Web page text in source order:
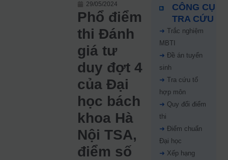
29/05/2024
Phổ điểm
thi Đánh
giá tư
duy đợt 4
của Đại
học bách
khoa Hà
Nội TSA,
điểm số
67%
CÔNG CỤ
TRA CỨU
➜ Trắc nghiệm
MBTI
➜ Đề án tuyển
sinh
➜ Tra cứu tổ
hợp môn
➜ Quy đổi điểm
thi
➜ Điểm chuẩn
Đại học
➜ Xếp hạng